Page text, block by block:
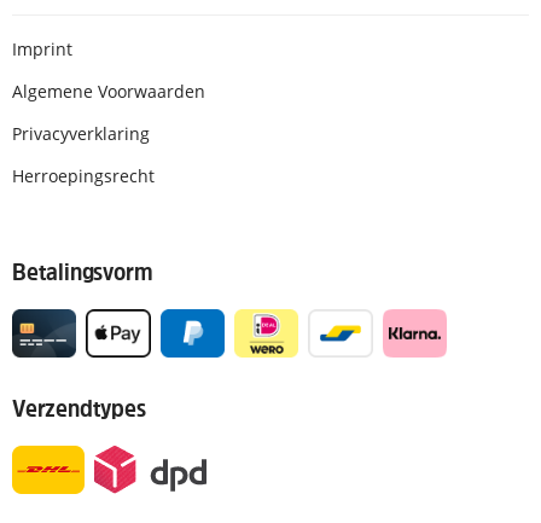
Imprint
Algemene Voorwaarden
Privacyverklaring
Herroepingsrecht
Betalingsvorm
Verzendtypes